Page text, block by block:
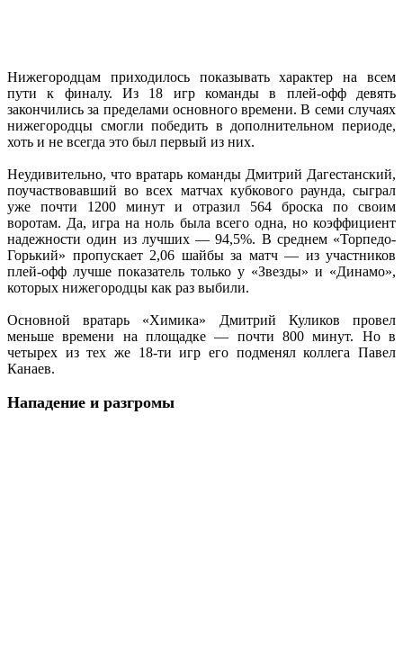
Нижегородцам приходилось показывать характер на всем
пути к финалу. Из 18 игр команды в плей-офф девять
закончились за пределами основного времени. В семи случаях
нижегородцы смогли победить в дополнительном периоде,
хоть и не всегда это был первый из них.
Неудивительно, что вратарь команды Дмитрий Дагестанский,
поучаствовавший во всех матчах кубкового раунда, сыграл
уже почти 1200 минут и отразил 564 броска по своим
воротам. Да, игра на ноль была всего одна, но коэффициент
надежности один из лучших — 94,5%. В среднем «Торпедо-
Горький» пропускает 2,06 шайбы за матч — из участников
плей-офф лучше показатель только у «Звезды» и «Динамо»,
которых нижегородцы как раз выбили.
Основной вратарь «Химика» Дмитрий Куликов провел
меньше времени на площадке — почти 800 минут. Но в
четырех из тех же 18-ти игр его подменял коллега Павел
Канаев.
Нападение и разгромы